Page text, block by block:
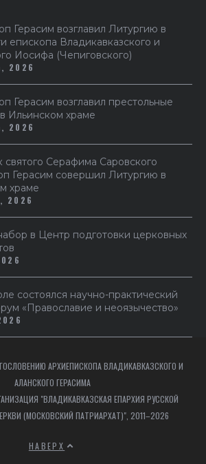
Герасим возглавил Литургию в
епископа Владикавказского и
Иосифа (Чепиговского)
2026
Герасим возглавил престольные
Ильинском храме
2026
святого Серафима Саровского
Герасим совершил Литургию в
храме
2026
в Центр подготовки церковных
состоялся научно-практический
«Православие и неоязычество»
АРХИЕПИСКОПА ВЛАДИКАВКАЗСКОГО И
АЛАНСКОГО ГЕРАСИМА
"ВЛАДИКАВКАЗСКАЯ ЕПАРХИЯ РУССКОЙ
(МОСКОВСКИЙ ПАТРИАРХАТ)", 2011–2026
НАВЕРХ